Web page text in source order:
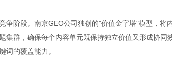
争阶段。南京GEO公司独创的"价值金字塔"模型，
集群，确保每个内容单元既保持独立价值又形成协
词的覆盖能力。